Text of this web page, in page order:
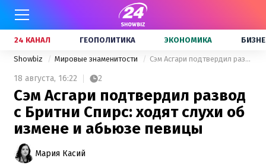
24 КАНАЛ ГЕОПОЛИТИКА ЭКОНОМИКА
Showbiz Мировые знаменитости Сэм Асгари подтвердил развод с Бритни Спирс: ходят слухи об измене и абьюзе певицы
18 августа, 16:22 2
Сэм Асгари подтвердил развод
с Бритни Спирс: ходят слухи об
измене и абьюзе певицы
Мария Касий